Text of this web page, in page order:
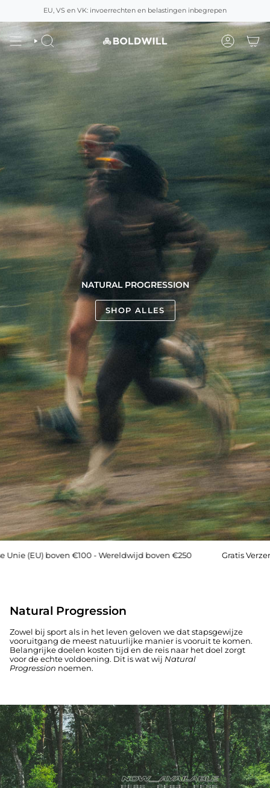
inhoud
EU, VS en VK: invoerrechten en belastingen inbegrepen
ZOEK
OP
ACCOUNT
NATURAL PROGRESSION
SHOP ALLES
(EU) boven €100 - Wereldwijd boven €250 Gratis
Natural Progression
Zowel bij sport als in het leven geloven we dat stapsgewijze
vooruitgang de meest natuurlijke manier is vooruit te komen.
Belangrijke doelen kosten tijd en de reis naar het doel zorgt
voor de echte voldoening. Dit is wat wij Natural
Progression noemen.